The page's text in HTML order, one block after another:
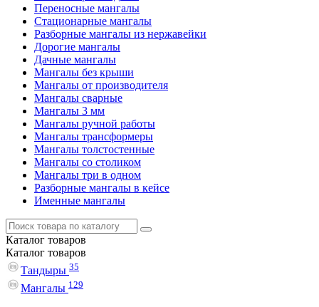
Переносные мангалы
Стационарные мангалы
Разборные мангалы из нержавейки
Дорогие мангалы
Дачные мангалы
Мангалы без крыши
Мангалы от производителя
Мангалы сварные
Мангалы 3 мм
Мангалы ручной работы
Мангалы трансформеры
Мангалы толстостенные
Мангалы со столиком
Мангалы три в одном
Разборные мангалы в кейсе
Именные мангалы
Каталог товаров
Каталог товаров
Тандыры 35
Мангалы 129